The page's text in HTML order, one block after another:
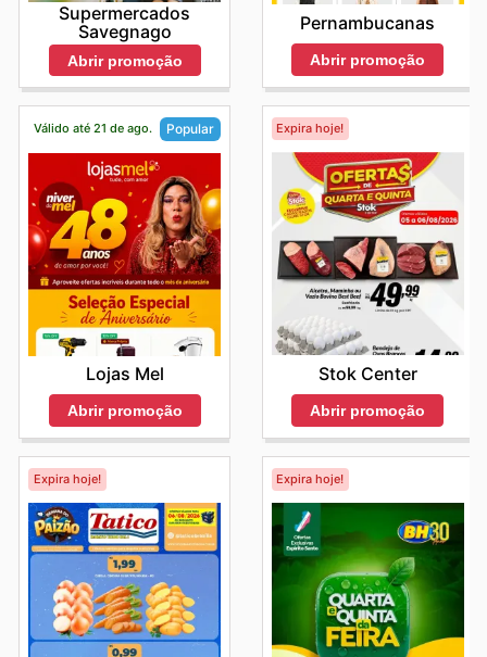
Supermercados
Savegnago
Abrir promoção
Pernambucanas
Abrir promoção
Válido até 21 de ago. Popular
Lojas Mel
Abrir promoção
Expira hoje!
Stok Center
Abrir promoção
Expira hoje! Expira hoje!